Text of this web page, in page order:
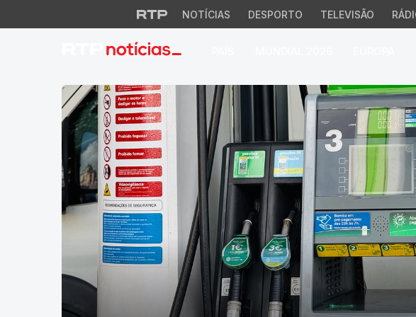
NOTÍCIAS DESPORTO TELEVISÃO
RTP Notícias